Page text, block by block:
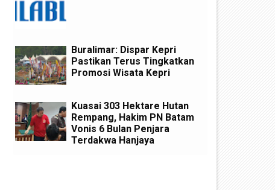
Buralimar: Dispar Kepri
Pastikan Terus Tingkatkan
Promosi Wisata Kepri
Kuasai 303 Hektare Hutan
Rempang, Hakim PN Batam
Vonis 6 Bulan Penjara
Terdakwa Hanjaya